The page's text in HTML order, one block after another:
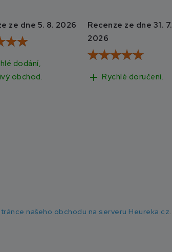
ze dne 5. 8. 2026
dodání,
obchod.
Recenze ze dne 31. 7.
2026
add Rychlé doručení.
našeho obchodu na serveru Heureka.cz.